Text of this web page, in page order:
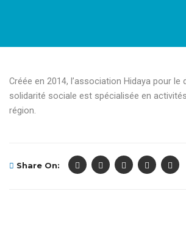
Créée en 2014, l’association Hidaya pour le
solidarité sociale est spécialisée en
région.
Share On: